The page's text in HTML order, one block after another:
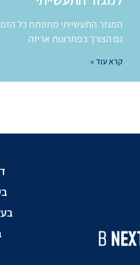
המגזר התעשייתי מתפתח כל
גם הצורך בפתרונות אריזה
קרא עוד »